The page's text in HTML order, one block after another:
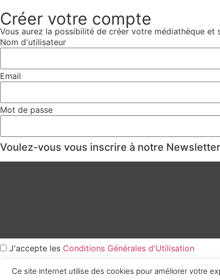
Ce site internet utilise des cookies pour améliorer votre
Créer votre compte
Vous aurez la possibilité de créer votre médiathèque et
Nom d'utilisateur
Email
Mot de passe
Voulez-vous vous inscrire à notre
J'accepte les Conditions Générales d'Utilisation
Créer un Compte